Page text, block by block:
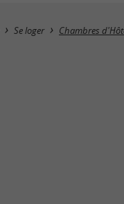
Se loger Chambres